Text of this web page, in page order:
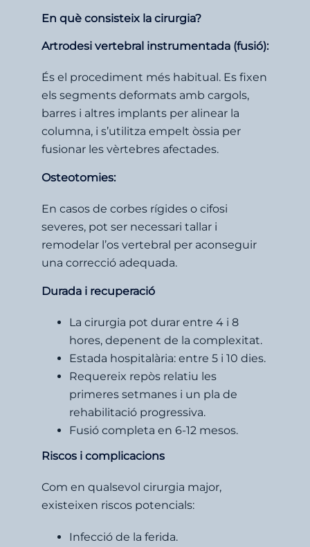
En què consisteix la cirurgia?
Artrodesi vertebral instrumentada (fusió):
És el procediment més habitual. Es fixen
els segments deformats amb cargols,
barres i altres implants per alinear la
columna, i s’utilitza empelt òssia per
fusionar les vèrtebres afectades.
Osteotomies:
En casos de corbes rígides o cifosi
severes, pot ser necessari tallar i
remodelar l’os vertebral per aconseguir
una correcció adequada.
Durada i recuperació
La cirurgia pot durar entre 4 i 8
hores, depenent de la complexitat.
Estada hospitalària: entre 5 i 10 dies.
Requereix repòs relatiu les
primeres setmanes i un pla de
rehabilitació progressiva.
Fusió completa en 6-12 mesos.
Riscos i complicacions
Com en qualsevol cirurgia major,
existeixen riscos potencials:
Infecció de la ferida.